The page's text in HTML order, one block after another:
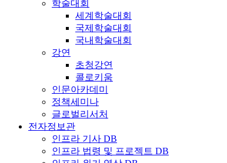
학술대회
세계학술대회
국제학술대회
국내학술대회
강연
초청강연
콜로키움
인문아카데미
정책세미나
글로벌리서처
전자정보관
인프라 기사 DB
인프라 법령 및 프로젝트 DB